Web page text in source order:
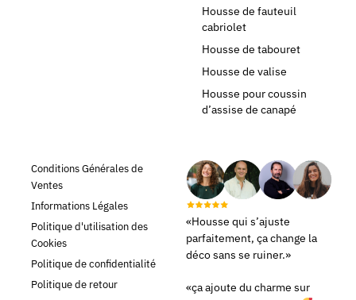
Housse de fauteuil
cabriolet
Housse de tabouret
Housse de valise
Housse pour coussin
d’assise de canapé
Conditions Générales de
Ventes
Informations Légales
Politique d'utilisation des
Cookies
Politique de confidentialité
Politique de retour
«Housse qui s’ajuste
parfaitement, ça change la
déco sans se ruiner.»
«ça ajoute du charme sur